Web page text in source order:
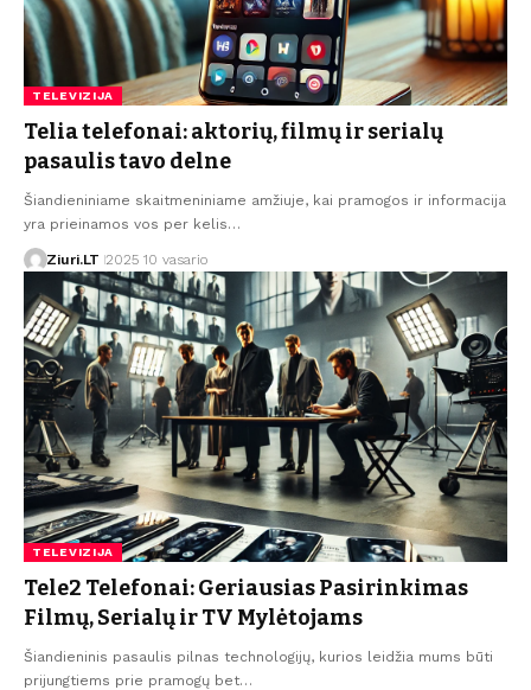
TELEVIZIJA
Telia telefonai: aktorių, filmų ir serialų
pasaulis tavo delne
Šiandieniniame skaitmeniniame amžiuje, kai pramogos ir informacija
yra prieinamos vos per kelis…
Ziuri.LT 2025 10 vasario
TELEVIZIJA
Tele2 Telefonai: Geriausias Pasirinkimas
Filmų, Serialų ir TV Mylėtojams
Šiandieninis pasaulis pilnas technologijų, kurios leidžia mums būti
prijungtiems prie pramogų bet…